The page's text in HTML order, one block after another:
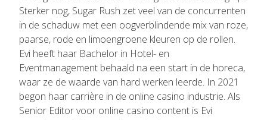
Sterker nog, Sugar Rush zet veel van de concurrenten
in de schaduw met een oogverblindende mix van roze,
paarse, rode en limoengroene kleuren op de rollen.
Evi heeft haar Bachelor in Hotel- en
Eventmanagement behaald na een start in de horeca,
waar ze de waarde van hard werken leerde. In 2021
begon haar carrière in de online casino industrie. Als
Senior Editor voor online casino content is Evi